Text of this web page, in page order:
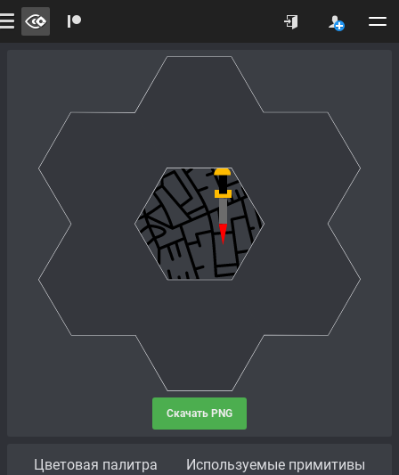
Скачать PNG
Цветовая палитра Используемые примитивы